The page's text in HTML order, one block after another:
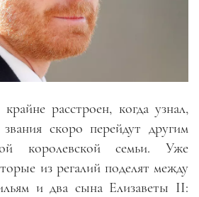
расстроен, когда узнал,
скоро перейдут другим
королевской семьи. Уже
из регалий поделят между
и два сына Елизаветы II: